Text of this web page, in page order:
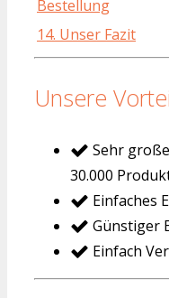
Bestellung
14. Unser Fazit
Unsere
Sehr
30.000
Einfaches
Günstiger
Einfach